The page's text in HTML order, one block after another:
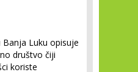
Luku opisuje
društvo čiji
koriste